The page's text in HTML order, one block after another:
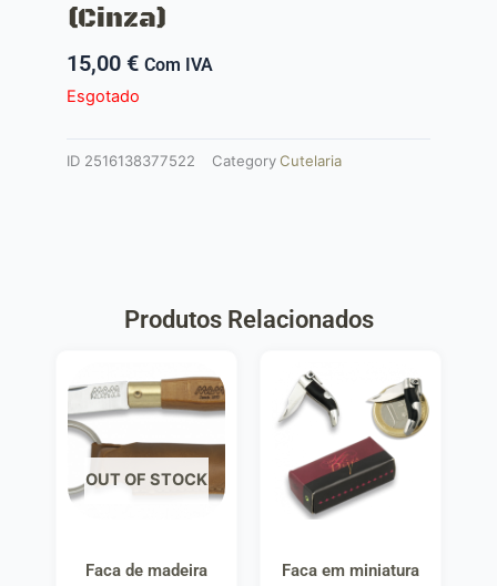
(Cinza)
15,00 € Com IVA
Esgotado
ID 2516138377522 CategoryCutelaria
Produtos Relacionados
OUT OF STOCK
Faca de madeira
Faca em miniatura